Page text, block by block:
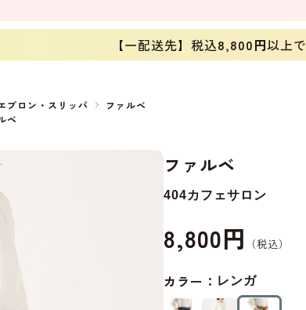
【一配送先】税込8,800円以上で
プロン・スリッパ
ファルベ
ベ
ファルベ
404カフェサロン
8,800円
カラー： レンガ